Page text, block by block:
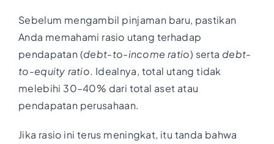
Sebelum mengambil pinjaman baru, pastikan
Anda memahami rasio utang terhadap
pendapatan (debt-to-income ratio) serta debt-
to-equity ratio. Idealnya, total utang tidak
melebihi 30–40% dari total aset atau
pendapatan perusahaan.
Jika rasio ini terus meningkat, itu tanda bahwa